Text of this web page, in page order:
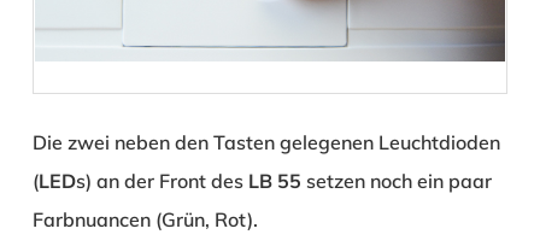
Die zwei neben den Tasten gelegenen Leuchtdioden
(LEDs) an der Front des LB 55 setzen noch ein paar
Farbnuancen (Grün, Rot).